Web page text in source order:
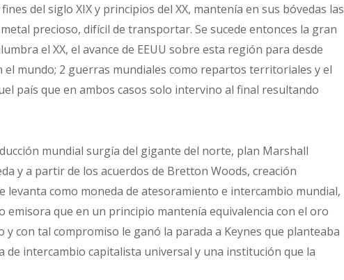
del siglo XIX y principios del XX, mantenía en sus bóvedas las
precioso, difícil de transportar. Se sucede entonces la gran
el XX, el avance de EEUU sobre esta región para desde
el mundo; 2 guerras mundiales como repartos territoriales y el
país que en ambos casos solo intervino al final resultando
mundial surgía del gigante del norte, plan Marshall
y a partir de los acuerdos de Bretton Woods, creación
levanta como moneda de atesoramiento e intercambio mundial,
emisora que en un principio mantenía equivalencia con el oro
y con tal compromiso le ganó la parada a Keynes que planteaba
de intercambio capitalista universal y una institución que la